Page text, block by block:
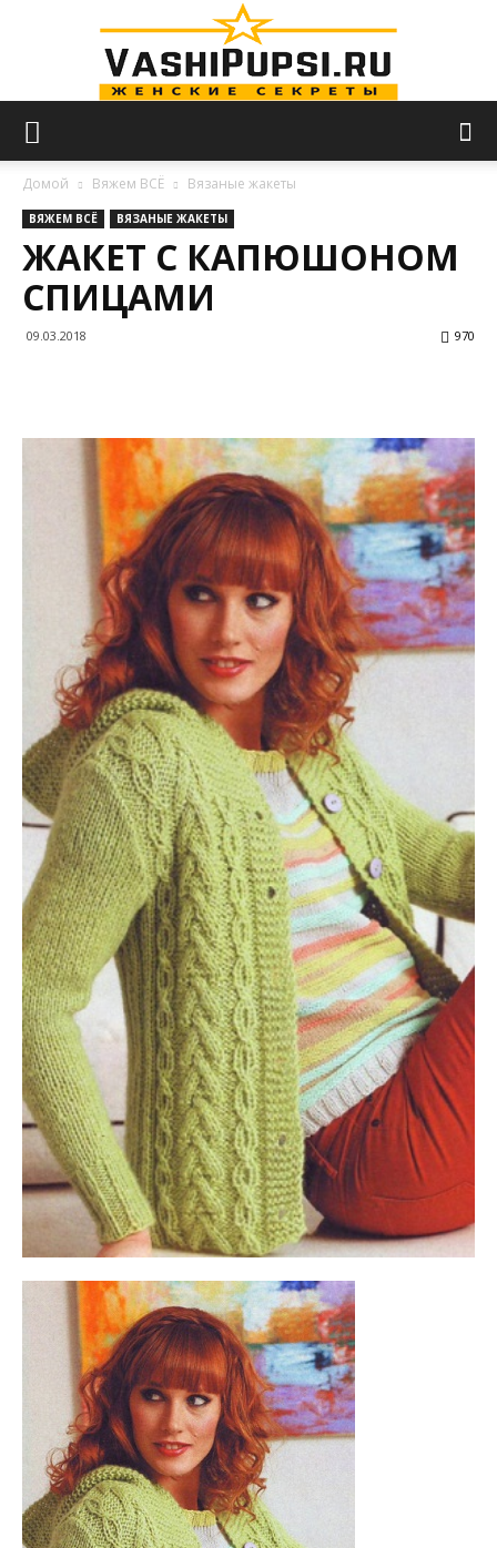
—
секреты
Домой Вяжем ВСЁ Вязаные жакеты
ВЯЖЕМ ВСЁ ВЯЗАНЫЕ ЖАКЕТЫ
ЖАКЕТ С КАПЮШОНОМ
СПИЦАМИ
09.03.2018 970